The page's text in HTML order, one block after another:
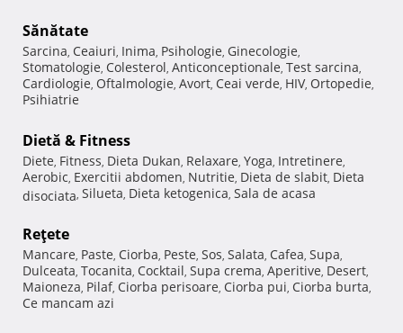
Sănătate
Sarcina, Ceaiuri, Inima, Psihologie, Ginecologie,
Stomatologie, Colesterol, Anticonceptionale, Test sarcina,
Cardiologie, Oftalmologie, Avort, Ceai verde, HIV, Ortopedie,
Psihiatrie
Dietă & Fitness
Diete, Fitness, Dieta Dukan, Relaxare, Yoga, Intretinere,
Aerobic, Exercitii abdomen, Nutritie, Dieta de slabit, Dieta
disociata, Silueta, Dieta ketogenica, Sala de acasa
Reţete
Mancare, Paste, Ciorba, Peste, Sos, Salata, Cafea, Supa,
Dulceata, Tocanita, Cocktail, Supa crema, Aperitive, Desert,
Maioneza, Pilaf, Ciorba perisoare, Ciorba pui, Ciorba burta,
Ce mancam azi